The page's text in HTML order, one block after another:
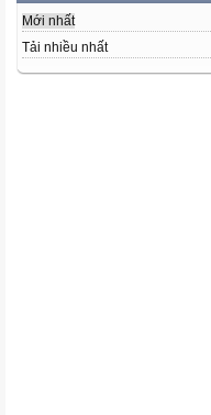
Mới nhất
Tải nhiều nhất